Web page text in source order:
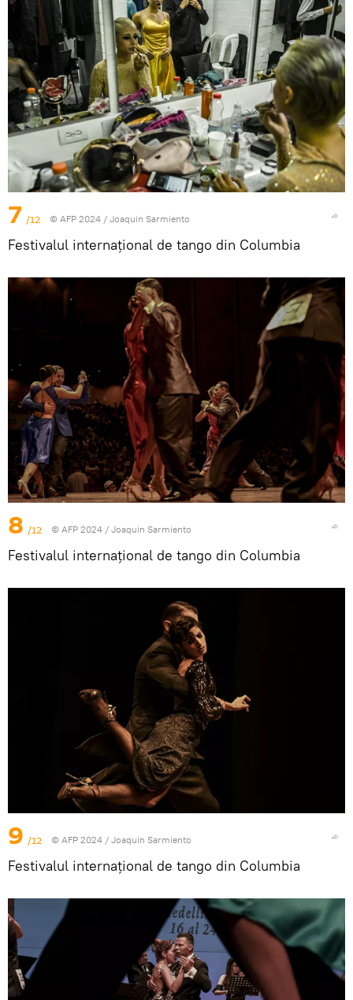
7 /12 © AFP 2024 / Joaquin Sarmiento
Festivalul internațional de tango din Columbia
8 /12 © AFP 2024 / Joaquin Sarmiento
Festivalul internațional de tango din Columbia
9 /12 © AFP 2024 / Joaquin Sarmiento
Festivalul internațional de tango din Columbia